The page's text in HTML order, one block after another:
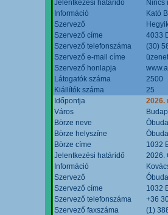
Jelentkezési határidő
Nincs
Információ
Kató
Szervező
Szervező címe
4033
Szervező telefonszáma
(30)
Szervező e-mail címe
Szervező honlapja
Látogatók száma
2500
Kiállítók száma
25
Időpontja
2026.
Város
Börze neve
Börze helyszíne
Börze címe
1032
Jelentkezési határidő
2026.
Információ
Szervező
Szervező címe
1032
Szervező telefonszáma
+36
Szervező faxszáma
(1)